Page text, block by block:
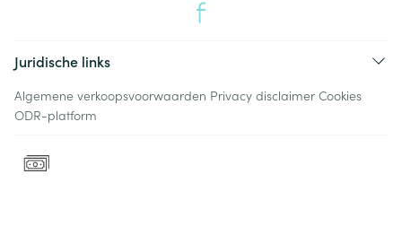
Juridische links
Algemene verkoopsvoorwaarden Privacy disclaimer Cookies
ODR-platform